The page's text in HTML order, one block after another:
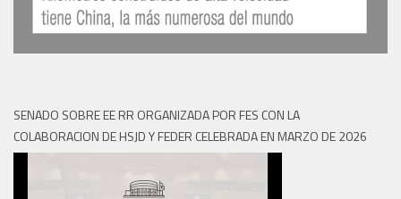
SENADO SOBRE EE RR ORGANIZADA POR FES CON LA
COLABORACION DE HSJD Y FEDER CELEBRADA EN MARZO DE 2026